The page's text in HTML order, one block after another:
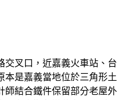
交叉口，近嘉義火車站、台
本是嘉義當地位於三角形土
師結合鐵件保留部分老屋外